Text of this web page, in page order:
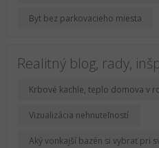
Byt bez parkovacieho miesta
Realitný blog, rady,
Krbové kachle, teplo domova v
Vizualizácia nehnuteľností
Aký vonkajší bazén si vybrať pri